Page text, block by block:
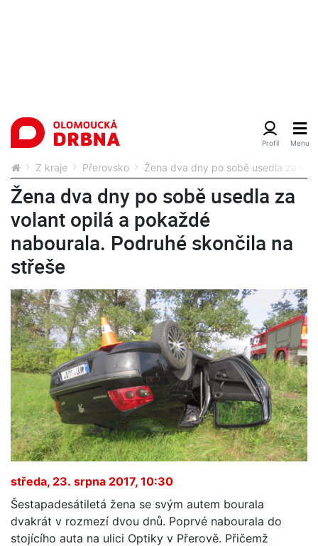
Z kraje Přerovsko Žena dva dny po sobě usedla za
Žena dva dny po sobě usedla za
volant opilá a pokaždé
nabourala. Podruhé skončila na
střeše
středa, 23. srpna 2017, 10:30
Šestapadesátiletá žena se svým autem bourala
dvakrát v rozmezí dvou dnů. Poprvé nabourala do
stojícího auta na ulici Optiky v Přerově. Přičemž